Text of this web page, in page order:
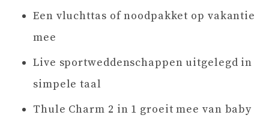
Een vluchttas of noodpakket op vakantie
mee
Live sportweddenschappen uitgelegd in
simpele taal
Thule Charm 2 in 1 groeit mee van baby